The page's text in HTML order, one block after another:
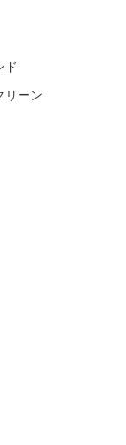
ド
リーン